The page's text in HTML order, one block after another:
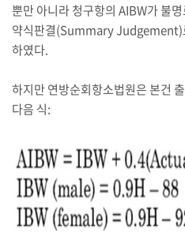
뿐만 아니라 청구항의 AIBW가 불
약식판결(Summary Judgement)
하였다.
하지만 연방순회항소법원은 본건
다음 식: